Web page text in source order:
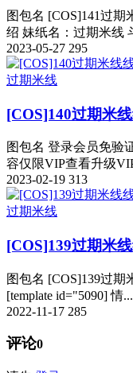
图包名 [COS]141过期
绍 妹纸名：过期米线
2023-05-27 295
过期米线
[COS]140过期米
图包名 登录会员免验
容仅限VIP查看升级
2023-02-19 313
过期米线
[COS]139过期米
图包名 [COS]139过期
[template id="5090] 情...
2022-11-17 285
评论0